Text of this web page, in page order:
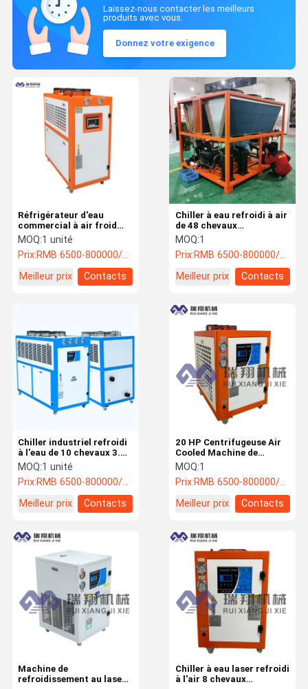
À La Maison
À Propos De
Visite De
Laissez-nous contacter les meilleurs
produits avec vous.
Donnez votre exigence
Chiller à eau refroidi à air
de 48 chevaux
personnalisé pour
l'impression 3D et le
moulage par injection
MOQ:1
Prix:RMB 6500-800000/PC
Meilleur prix
Contacts
Réfrigérateur d'eau
commercial à air froid
Longue durée de vie avec
des normes élevées
MOQ:1 unité
Prix:RMB 6500-800000/PC
Meilleur prix
Contacts
20 HP Centrifugeuse Air
Cooled Machine de
refroidissement de l'eau
pour la machine de
stratification
MOQ:1
Prix:RMB 6500-800000/PC
Meilleur prix
Contacts
Chiller industriel refroidi
à l'eau de 10 chevaux 3.18
kW Pour le concasseur
Granulateur Extrudeur
MOQ:1 unité
Prix:RMB 6500-800000/PC
Meilleur prix
Contacts
Chiller à eau laser refroidi
à l'air 8 chevaux
Machine de
refroidissement au laser